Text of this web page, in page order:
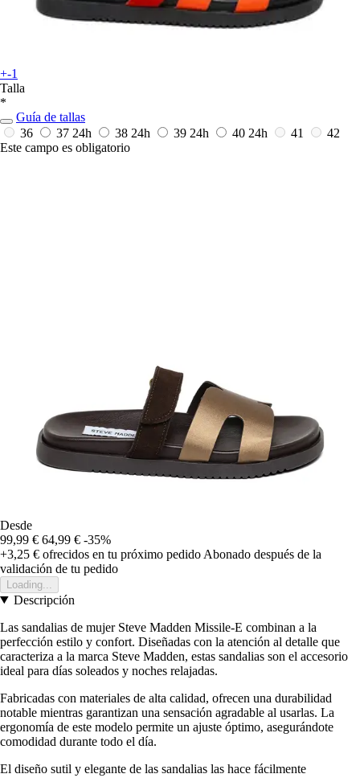
+-1
Talla
*
Guía de tallas
36
37 24h 38 24h 39 24h 40 24h 41
42
Este campo es obligatorio
Desde
99,99 € 64,99 € -35%
+3,25 € ofrecidos en tu próximo pedido Abonado después de la
validación de tu pedido
Loading...
Descripción
Las sandalias de mujer Steve Madden Missile-E combinan a la
perfección estilo y confort. Diseñadas con la atención al detalle que
caracteriza a la marca Steve Madden, estas sandalias son el accesorio
ideal para días soleados y noches relajadas.
Fabricadas con materiales de alta calidad, ofrecen una durabilidad
notable mientras garantizan una sensación agradable al usarlas. La
ergonomía de este modelo permite un ajuste óptimo, asegurándote
comodidad durante todo el día.
El diseño sutil y elegante de las sandalias las hace fácilmente